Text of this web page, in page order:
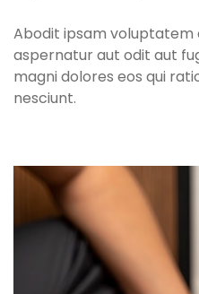
Abodit ipsam voluptatem
aspernatur aut odit aut
magni dolores eos qui
nesciunt.